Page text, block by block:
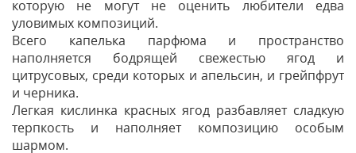
которую не могут не оценить любители едва
уловимых композиций.
Всего капелька парфюма и пространство
наполняется бодрящей свежестью ягод и
цитрусовых, среди которых и апельсин, и грейпфрут
и черника.
Легкая кислинка красных ягод разбавляет сладкую
терпкость и наполняет композицию особым
шармом.